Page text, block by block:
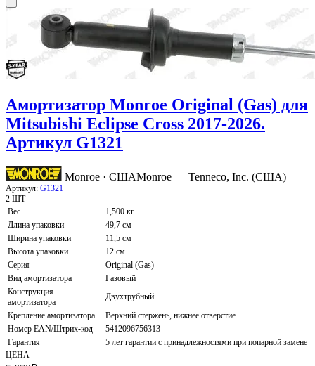
Амортизатор Monroe Original (Gas) для
Mitsubishi Eclipse Cross 2017-2026.
Артикул G1321
Monroe · СШАMonroe — Tenneco, Inc. (США)
Артикул: G1321
2 ШТ
Вес
1,500 кг
Длина упаковки
49,7 см
Ширина упаковки
11,5 см
Высота упаковки
12 см
Серия
Original (Gas)
Вид амортизатора
Газовый
Конструкция
амортизатора
Двухтрубный
Крепление амортизатора
Верхний стержень, нижнее отверстие
Номер EAN/Штрих-код
5412096756313
Гарантия
5 лет гарантии с принадлежностями при попарной замене
ЦЕНА